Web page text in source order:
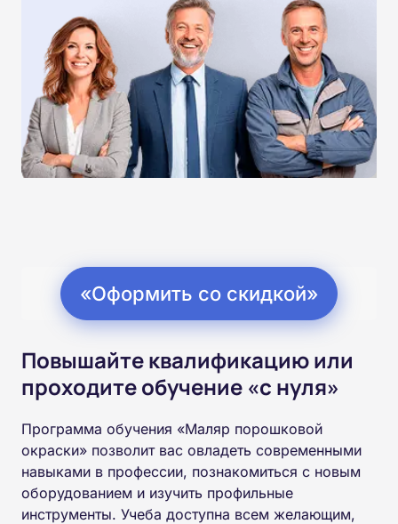
«Оформить со скидкой»
Повышайте квалификацию или
проходите обучение «с нуля»
Программа обучения «Маляр порошковой
окраски» позволит вас овладеть современными
навыками в профессии, познакомиться с новым
оборудованием и изучить профильные
инструменты. Учеба доступна всем желающим,